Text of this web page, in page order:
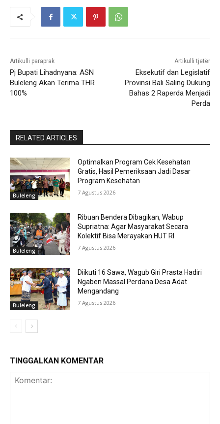
Artikulli paraprak
Pj Bupati Lihadnyana: ASN
Buleleng Akan Terima THR
100%
Artikulli tjetër
Eksekutif dan Legislatif
Provinsi Bali Saling Dukung
Bahas 2 Raperda Menjadi
Perda
RELATED ARTICLES
Buleleng
Optimalkan Program Cek Kesehatan
Gratis, Hasil Pemeriksaan Jadi Dasar
Program Kesehatan
7 Agustus 2026
Buleleng
Ribuan Bendera Dibagikan, Wabup
Supriatna: Agar Masyarakat Secara
Kolektif Bisa Merayakan HUT RI
7 Agustus 2026
Buleleng
Diikuti 16 Sawa, Wagub Giri Prasta Hadiri
Ngaben Massal Perdana Desa Adat
Mengandang
7 Agustus 2026
TINGGALKAN KOMENTAR